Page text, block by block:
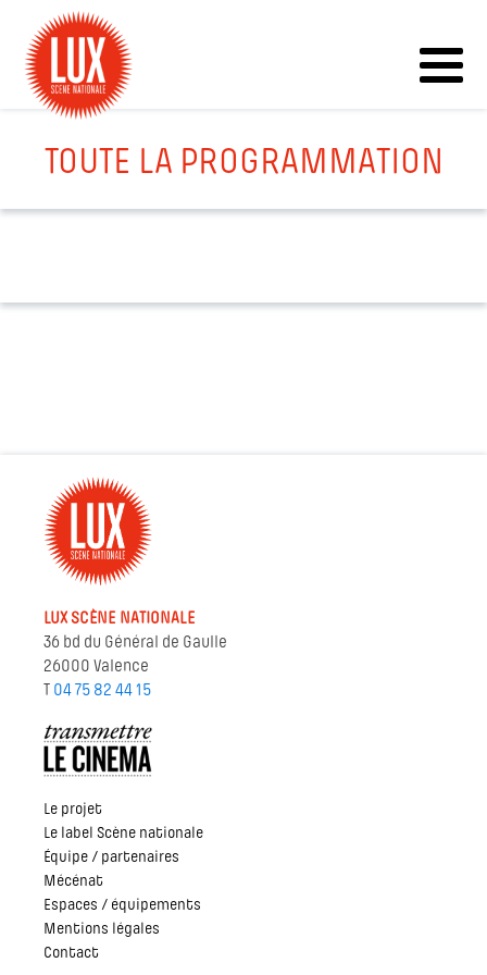
TOUTE LA PROGRAMMATION
LUX SCÈNE NATIONALE
36 bd du Général de Gaulle
26000 Valence
T 04 75 82 44 15
Le projet
Le label Scène nationale
Équipe / partenaires
Mécénat
Espaces / équipements
Mentions légales
Contact